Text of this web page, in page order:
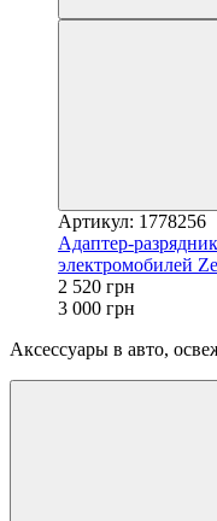
Артикул: 1778256
Адаптер-
электромобилей
2 520 грн
3 000 грн
Аксессуары в авто,